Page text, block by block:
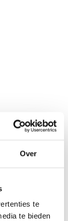
Over
te
te bieden